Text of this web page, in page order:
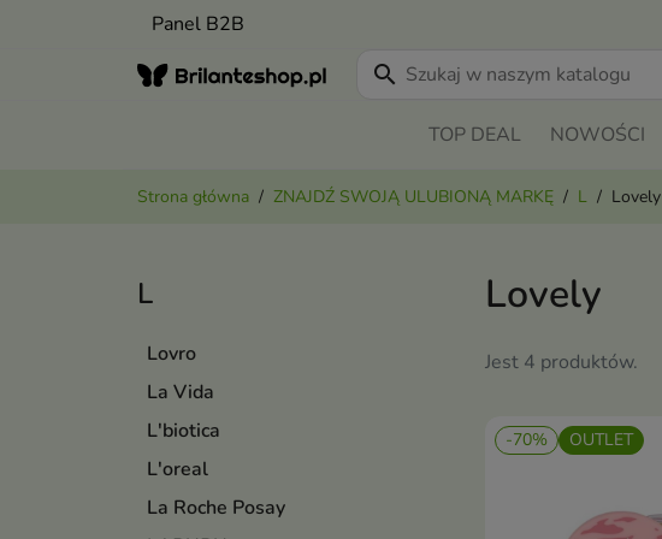
Panel B2B
search
TOP DEAL NOWOŚCI
Strona główna ZNAJDŹ SWOJĄ ULUBIONĄ MARKĘ L Lovely
L
Lovro
La Vida
L'biotica
L'oreal
La Roche Posay
Lovely
Jest 4 produktów.
-70% OUTLET